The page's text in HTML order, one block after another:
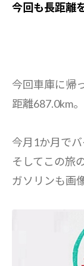
今回も長距離
今回車庫に帰
距離687.0km。
今月1か月でバ
そしてこの旅
ガソリンも画